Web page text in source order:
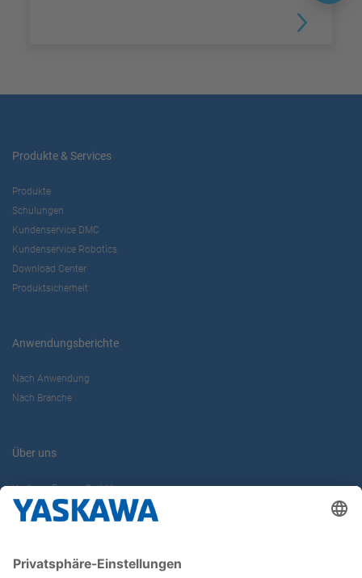
Produkte & Services
Produkte
Schulungen
Kundenservice DMC
Kundenservice Robotics
Download Center
Produktsicherheit
Anwendungsberichte
Nach Anwendung
Nach Branche
Über uns
Yaskawa Europe GmbH
Karriere
Newsletter